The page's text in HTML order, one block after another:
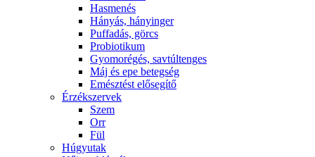
Hasmenés
Hányás, hányinger
Puffadás, görcs
Probiotikum
Gyomorégés, savtúltenges
Máj és epe betegség
Emésztést elősegítő
Érzékszervek
Szem
Orr
Fül
Húgyutak